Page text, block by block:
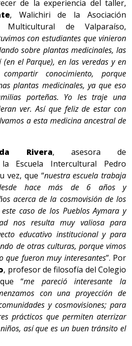
de la experiencia del taller,
, Walichiri de la Asociación
Multicultural de Valparaíso,
con estudiantes que vinieron
sobre plantas medicinales, las
el Parque), en las veredas y en
conocimiento, porque
plantas medicinales, ya que eso
porteñas. Yo les traje una
ver. Así que feliz de estar con
a esta medicina ancestral de
Rivera, asesora de
Escuela Intercultural Pedro
vez, que “nuestra escuela trabaja
hace más de 6 años y
acerca de la cosmovisión de los
caso de los Pueblos Aymara y
nos resulta muy valiosa para
educativo institucional y para
de otras culturas, porque vimos
que fueron muy interesantes”. Por
, profesor de filosofía del Colegio
“me pareció interesante la
con una proyección de
y cosmovisiones; para
prácticos que permiten aterrizar
así que es un buen tránsito el